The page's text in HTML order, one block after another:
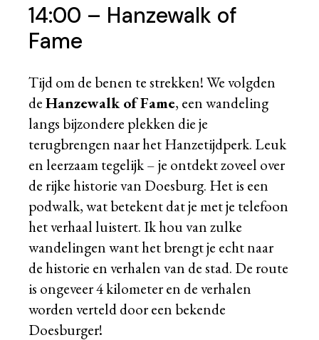
14:00 – Hanzewalk of
Fame
Tijd om de benen te strekken! We volgden
deHanzewalk of Fame, een wandeling
langs bijzondere plekken die je
terugbrengen naar het Hanzetijdperk. Leuk
en leerzaam tegelijk – je ontdekt zoveel over
de rijke historie van Doesburg. Het is een
podwalk, wat betekent dat je met je telefoon
het verhaal luistert. Ik hou van zulke
wandelingen want het brengt je echt naar
de historie en verhalen van de stad. De route
is ongeveer 4 kilometer en de verhalen
worden verteld door een bekende
Doesburger!